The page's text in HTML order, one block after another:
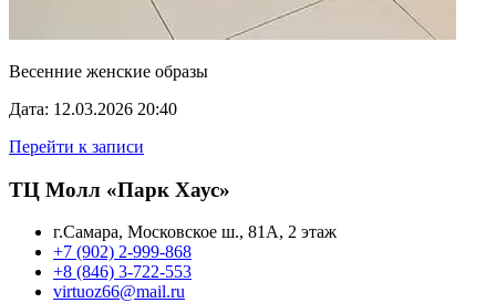
Весенние женские образы
Дата: 12.03.2026 20:40
Перейти к записи
ТЦ Молл «Парк Хаус»
г.Самара, Московское ш., 81А, 2 этаж
+7 (902) 2-999-868
+8 (846) 3-722-553
virtuoz66@mail.ru